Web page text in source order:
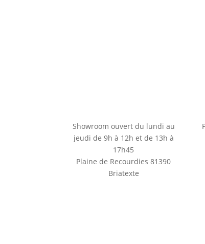
Showroom ouvert du lundi au
jeudi de 9h à 12h et de 13h à
17h45
Plaine de Recourdies81390
Briatexte